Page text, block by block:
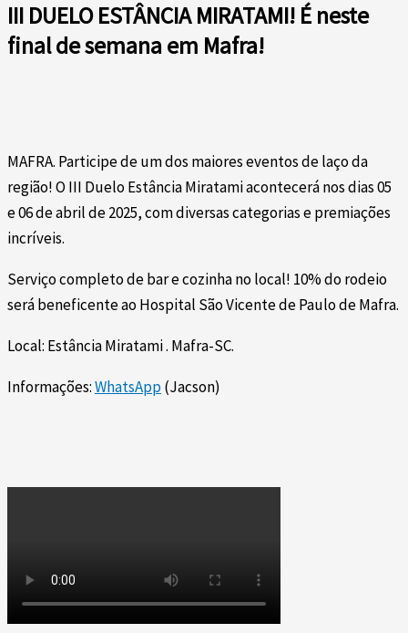
III DUELO ESTÂNCIA MIRATAMI! É neste
final de semana em Mafra!
MAFRA. Participe de um dos maiores eventos de laço da
região! O III Duelo Estância Miratami acontecerá nos dias 05
e 06 de abril de 2025, com diversas categorias e premiações
incríveis.
Serviço completo de bar e cozinha no local! 10% do rodeio
será beneficente ao Hospital São Vicente de Paulo de Mafra.
Local: Estância Miratami . Mafra-SC.
Informações:WhatsApp (Jacson)